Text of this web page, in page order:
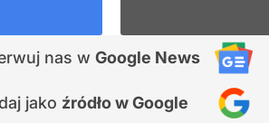
nas w Google News
jako źródło w Google